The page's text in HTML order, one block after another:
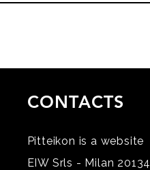
CONTACTS
Pitteikon is a website
EIW Srls - Milan 20134